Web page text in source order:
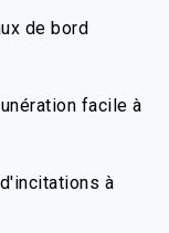
de bord
facile à
à